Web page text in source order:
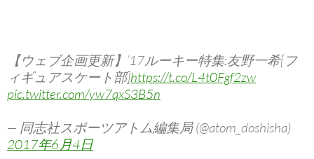
【ウェブ企画更新】’17ルーキー特集:友野一希[フ
ィギュアスケート部]https://t.co/L4t0Fgf2zw
pic.twitter.com/yw7qxS3B5n
— 同志社スポーツアトム編集局 (@atom_doshisha)
2017年6月4日